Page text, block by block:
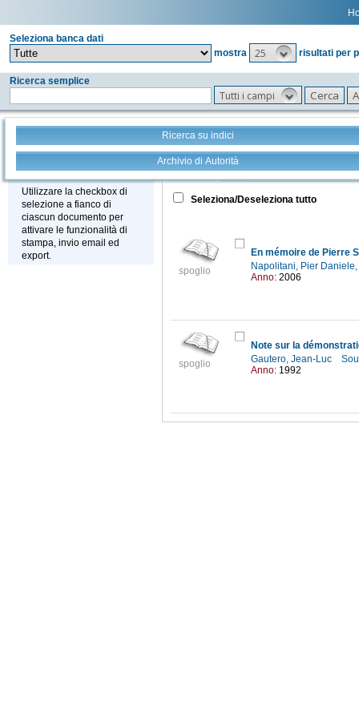
Seleziona banca dati
mostra
25 risultati per
Ricerca semplice
Tutti i campi
Ricerca su indici
Archivio di Autorità
Stampa - Email - Export
Utilizzare la checkbox di
selezione a fianco di
ciascun documento per
attivare le funzionalità di
stampa, invio email ed
export.
Tutto +
Seleziona/Deseleziona tutto
spoglio
En mémoire de Pierre
Napolitani, Pier
Anno: 2006
spoglio Gautero, Jean-Luc
Anno: 1992